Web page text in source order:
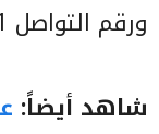
ورقم التواصل 9647735433041+.
شاهد أيضاً: